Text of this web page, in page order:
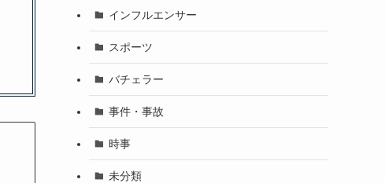
インフルエンサー
スポーツ
バチェラー
事件・事故
時事
未分類